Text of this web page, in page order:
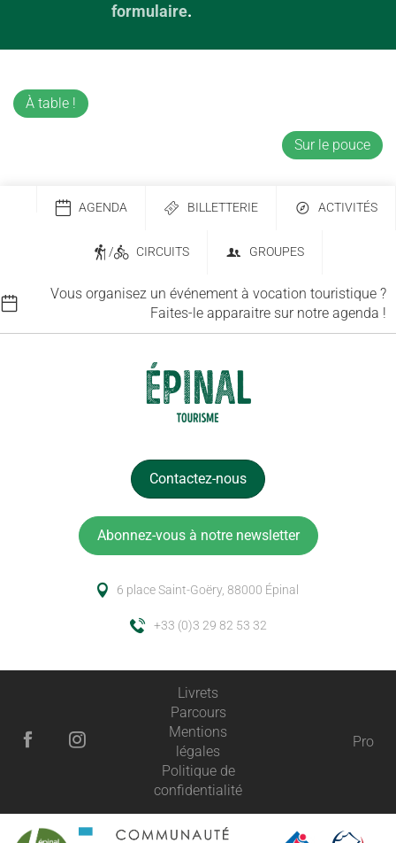
formulaire.
À table !
Sur le pouce
AGENDA BILLETTERIE ACTIVITÉS
/ CIRCUITS GROUPES
Vous organisez un événement à vocation touristique ?
Faites-le apparaitre sur notre agenda !
Contactez-nous
Abonnez-vous à notre newsletter
6 place Saint-Goëry, 88000 Épinal
+33 (0)3 29 82 53 32
Livrets
Parcours
Mentions
légales
Politique de
confidentialité
Pro